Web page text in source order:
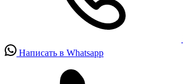
Написать в Whatsapp